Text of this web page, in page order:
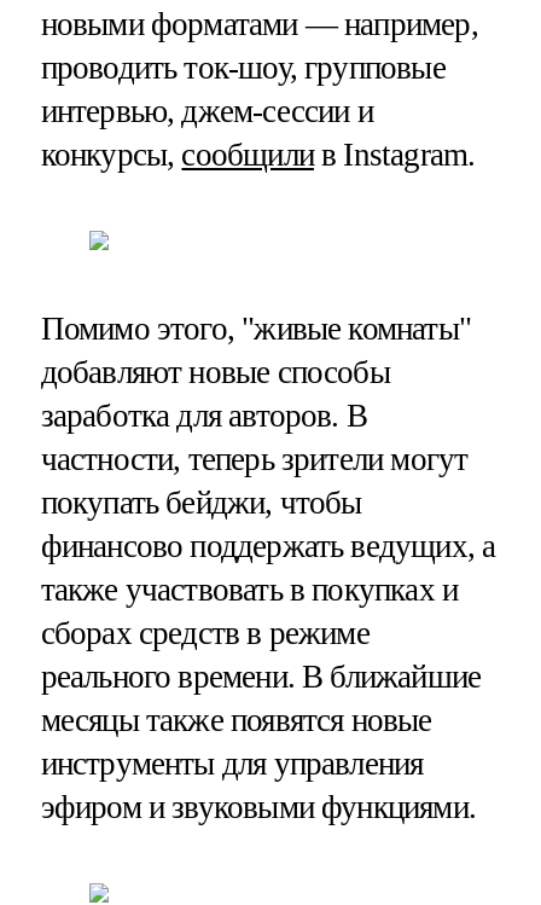
новыми форматами — например,
проводить ток-шоу, групповые
интервью, джем-сессии и
конкурсы, сообщилив Instagram.
Помимо этого, "живые комнаты"
добавляют новые способы
заработка для авторов. В
частности, теперь зрители могут
покупать бейджи, чтобы
финансово поддержать ведущих, а
также участвовать в покупках и
сборах средств в режиме
реального времени. В ближайшие
месяцы также появятся новые
инструменты для управления
эфиром и звуковыми функциями.